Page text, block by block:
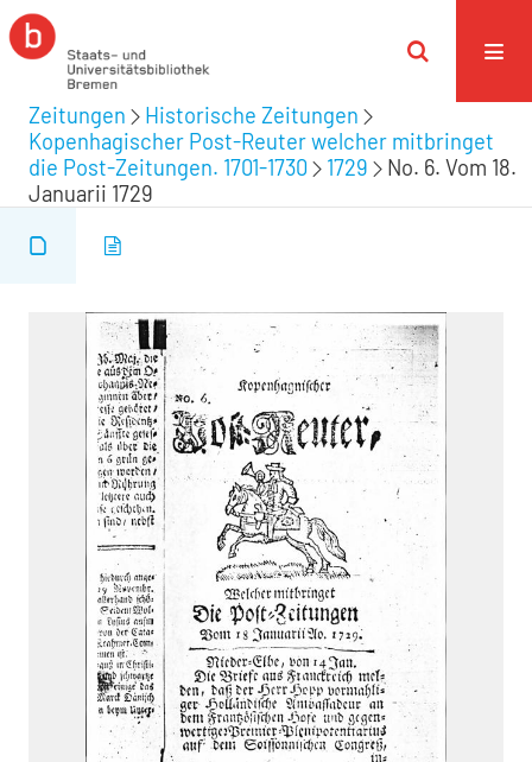
Zeitungen
Historische Zeitungen
Kopenhagischer Post-Reuter welcher mitbringet
die Post-Zeitungen. 1701-1730
1729
No. 6. Vom 18.
Januarii 1729